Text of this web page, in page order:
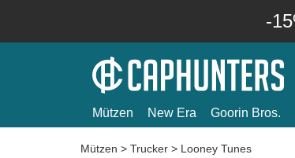
-
Mützen New Era Goorin Bros.
Mützen > Trucker > Looney Tunes